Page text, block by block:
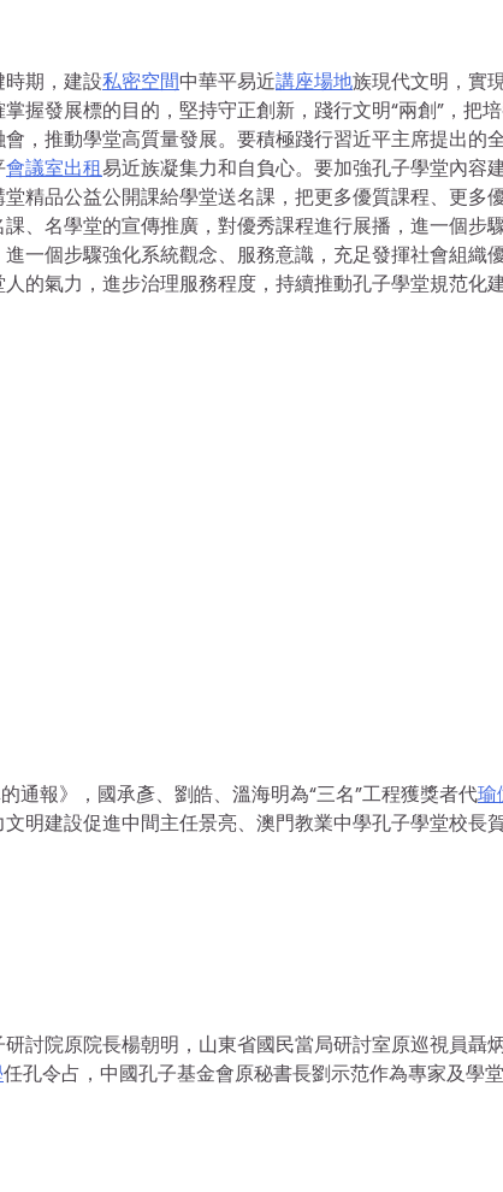
時期，建設私密空間中華平易近講座場地族現代文明，實
握發展標的目的，堅持守正創新，踐行文明“兩創”，把
，推動學堂高質量發展。要積極踐行習近平主席提出的
會議室出租易近族凝集力和自負心。要加強孔子學堂內容
精品公益公開課給學堂送名課，把更多優質課程、更多
、名學堂的宣傳推廣，對優秀課程進行展播，進一個步
一個步驟強化系統觀念、服務意識，充足發揮社會組織
的氣力，進步治理服務程度，持續推動孔子學堂規范化
通報》，國承彥、劉皓、溫海明為“三名”工程獲獎者代瑜
明建設促進中間主任景亮、澳門教業中學孔子學堂校長
討院原院長楊朝明，山東省國民當局研討室原巡視員聶
任孔令占，中國孔子基金會原秘書長劉示范作為專家及學